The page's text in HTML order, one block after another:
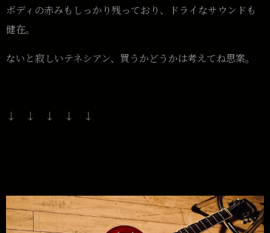
ボディの赤みもしっかり残っており、ドライなサウンドも
健在。
ないと寂しいテネシアン、買うかどうかは考えてね思案。
↓ ↓ ↓ ↓ ↓